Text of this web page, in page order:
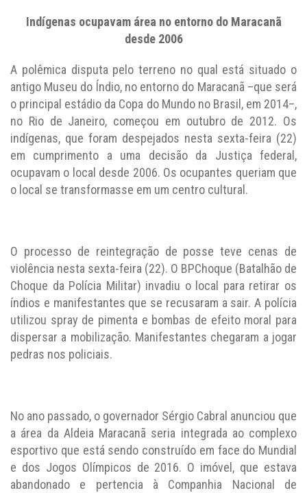
Indígenas ocupavam área no entorno do Maracanã
desde 2006
A polêmica disputa pelo terreno no qual está situado o
antigo Museu do Índio, no entorno do Maracanã –que será
o principal estádio da Copa do Mundo no Brasil, em 2014–,
no Rio de Janeiro, começou em outubro de 2012. Os
indígenas, que foram despejados nesta sexta-feira (22)
em cumprimento a uma decisão da Justiça federal,
ocupavam o local desde 2006. Os ocupantes queriam que
o local se transformasse em um centro cultural.
O processo de reintegração de posse teve cenas de
violência nesta sexta-feira (22). O BPChoque (Batalhão de
Choque da Polícia Militar) invadiu o local para retirar os
índios e manifestantes que se recusaram a sair. A polícia
utilizou spray de pimenta e bombas de efeito moral para
dispersar a mobilização. Manifestantes chegaram a jogar
pedras nos policiais.
No ano passado, o governador Sérgio Cabral anunciou que
a área da Aldeia Maracanã seria integrada ao complexo
esportivo que está sendo construído em face do Mundial
e dos Jogos Olímpicos de 2016. O imóvel, que estava
abandonado e pertencia à Companhia Nacional de